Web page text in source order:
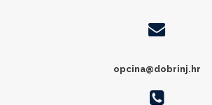
opcina@dobrinj.hr